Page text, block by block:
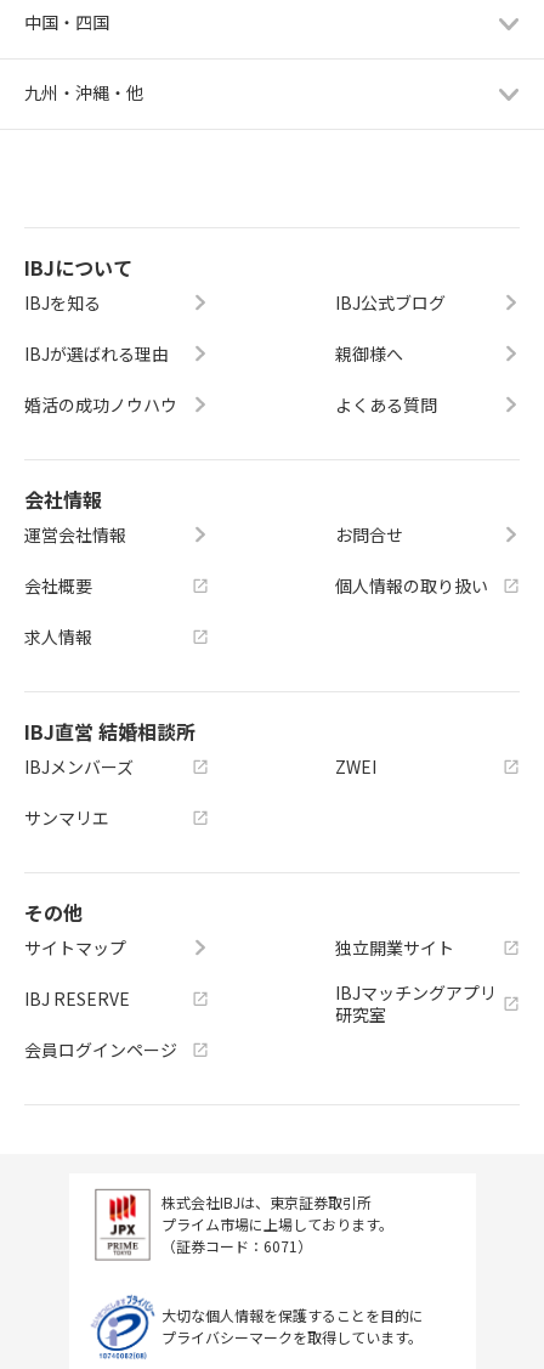
中国・四国
九州・沖縄・他
IBJについて
IBJを知る
IBJが選ばれる理由
婚活の成功ノウハウ
IBJ公式ブログ
親御様へ
よくある質問
会社情報
運営会社情報
会社概要
求人情報
お問合せ
個人情報の取り扱い
IBJ直営 結婚相談所
IBJメンバーズ
サンマリエ
ZWEI
その他
サイトマップ
IBJ RESERVE
会員ログインページ
独立開業サイト
IBJマッチングアプリ
研究室
株式会社IBJは、東京証券取引所
プライム市場に上場しております。
（証券コード：6071）
大切な個人情報を保護することを目的に
プライバシーマークを取得しています。